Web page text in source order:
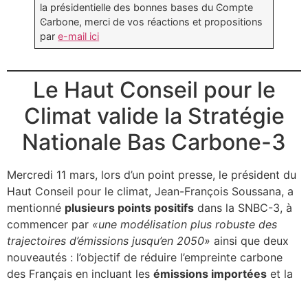
la présidentielle des bonnes bases du Ͼompte
Ͼarbone, merci de vos réactions et propositions
pare-mail ici
Le Haut Conseil pour le
Climat valide la Stratégie
Nationale Bas Carbone-3
Mercredi 11 mars, lors d’un point presse, le président du
Haut Conseil pour le climat, Jean-François Soussana, a
mentionné plusieurs points positifs dans la SNBC-3, à
commencer par «une modélisation plus robuste des
trajectoires d’émissions jusqu’en 2050» ainsi que deux
nouveautés : l’objectif de réduire l’empreinte carbone
des Français en incluant les émissions importées et la